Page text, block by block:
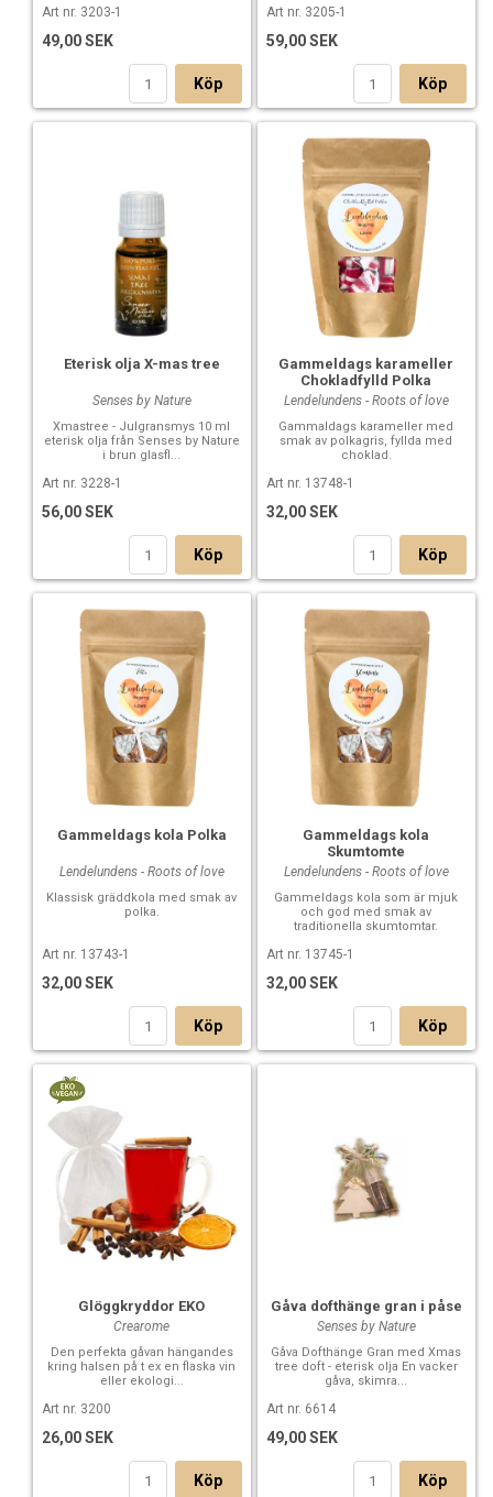
Art nr. 3203-1
49,00 SEK
Köp
Art nr. 3205-1
59,00 SEK
Köp
Eterisk olja X-mas tree
Senses by Nature
Xmastree - Julgransmys 10 ml
eterisk olja från Senses by Nature
i brun glasfl...
Art nr. 3228-1
56,00 SEK
Köp
Gammeldags karameller
Chokladfylld Polka
Lendelundens - Roots of love
Gammaldags karameller med
smak av polkagris, fyllda med
choklad.
Art nr. 13748-1
32,00 SEK
Köp
Gammeldags kola Polka
Lendelundens - Roots of love
Klassisk gräddkola med smak av
polka.
Art nr. 13743-1
32,00 SEK
Köp
Gammeldags kola
Skumtomte
Lendelundens - Roots of love
Gammeldags kola som är mjuk
och god med smak av
traditionella skumtomtar.
Art nr. 13745-1
32,00 SEK
Köp
Glöggkryddor EKO
Crearome
Den perfekta gåvan hängandes
kring halsen på t ex en flaska vin
eller ekologi...
Art nr. 3200
26,00 SEK
Köp
Gåva dofthänge gran i påse
Senses by Nature
Gåva Dofthänge Gran med Xmas
tree doft - eterisk olja En vacker
gåva, skimra...
Art nr. 6614
49,00 SEK
Köp